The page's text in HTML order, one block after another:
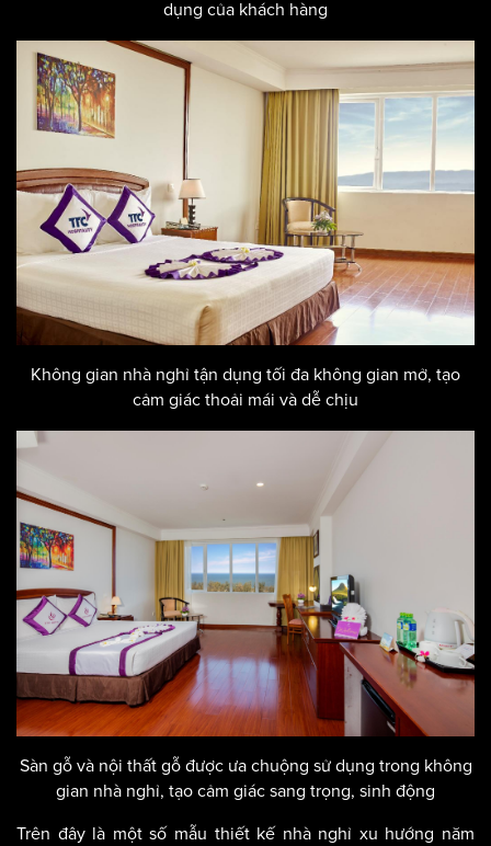
dụng của khách hàng
Không gian nhà nghỉ tận dụng tối đa không gian mở, tạo
cảm giác thoải mái và dễ chịu
Sàn gỗ và nội thất gỗ được ưa chuộng sử dụng trong không
gian nhà nghỉ, tạo cảm giác sang trọng, sinh động
Trên đây là một số mẫu thiết kế nhà nghỉ xu hướng năm